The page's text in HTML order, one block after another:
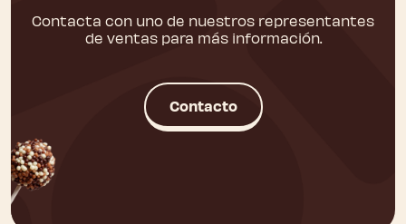
Contacta con uno de nuestros representantes
de ventas para más información.
Contacto